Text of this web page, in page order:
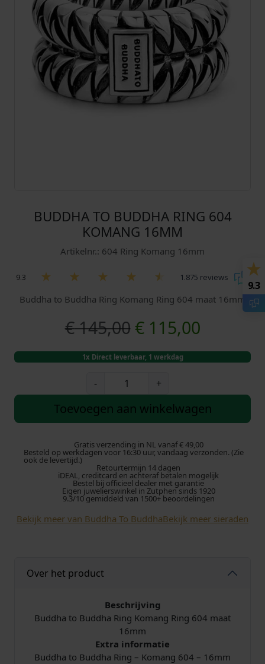
BUDDHA TO BUDDHA RING 604
KOMANG 16MM
Artikelnr.: 604 Ring Komang 16mm
9.3 1.875 reviews
Buddha to Buddha Ring Komang Ring 604 maat 16mm
€145,00 O
o
s
p
r
o
n
k
i
j
k
€115,00H
u
d
i
g
e
p
r
i
s
1x Direct leverbaar, 1 werkdag
-
d
a
t
B
u
d
i
+
Toevoegen aan winkelwagen
Gratis verzending in NL vanaf € 49,00
Besteld op werkdagen voor 16:30 uur, vandaag verzonden. (Zie
ook de levertijd.)
Retourtermijn 14 dagen
iDEAL, creditcard en achteraf betalen mogelijk
Bestel bij officieel dealer met garantie
Eigen juwelierswinkel in Zutphen sinds 1920
9.3/10 gemiddeld van 1500+ beoordelingen
Bekijk meer van Buddha To BuddhaBekijk meer sieraden
Over het product
Beschrijving
Buddha to Buddha Ring Komang Ring 604 maat
16mm
Extra informatie
Buddha to Buddha Ring – Komang 604 – 16mm
9.3